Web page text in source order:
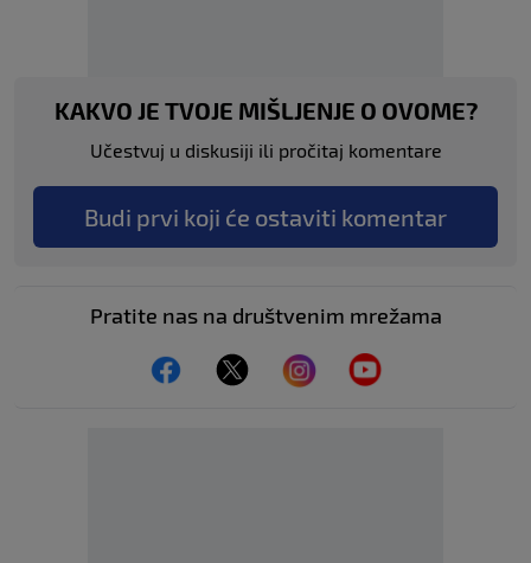
KAKVO JE TVOJE MIŠLJENJE O OVOME?
Učestvuj u diskusiji ili pročitaj komentare
Budi prvi koji će ostaviti komentar
Pratite nas na društvenim mrežama